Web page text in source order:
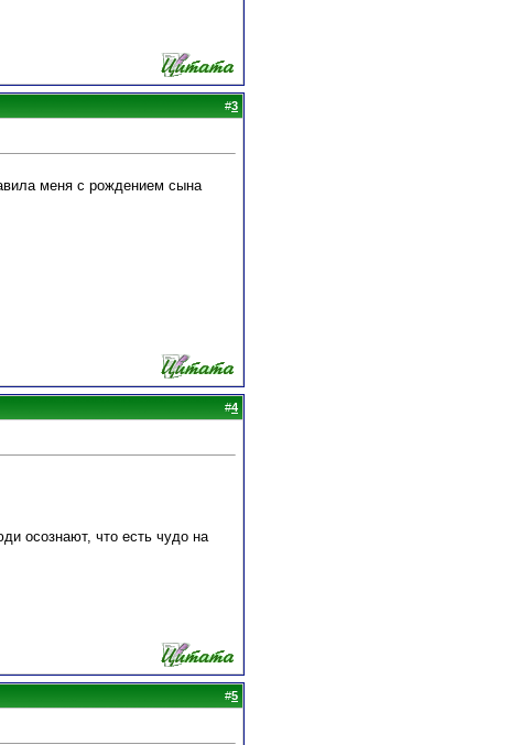
#3
меня с рождением сына
#4
осознают, что есть чудо на
#5